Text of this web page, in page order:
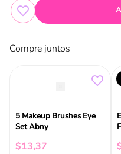
Compre juntos
5 Makeup Brushes Eye
Set Abny
$13,37